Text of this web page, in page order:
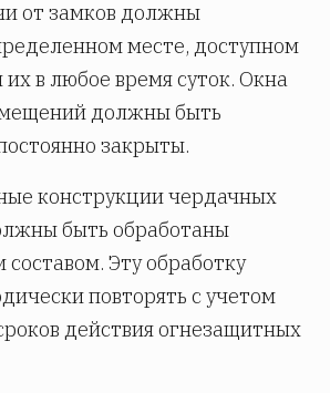
от замков должны
месте, доступном
в любое время суток. Окна
должны быть
закрыты.
конструкции чердачных
быть обработаны
Эту обработку
повторять с учетом
действия огнезащитных